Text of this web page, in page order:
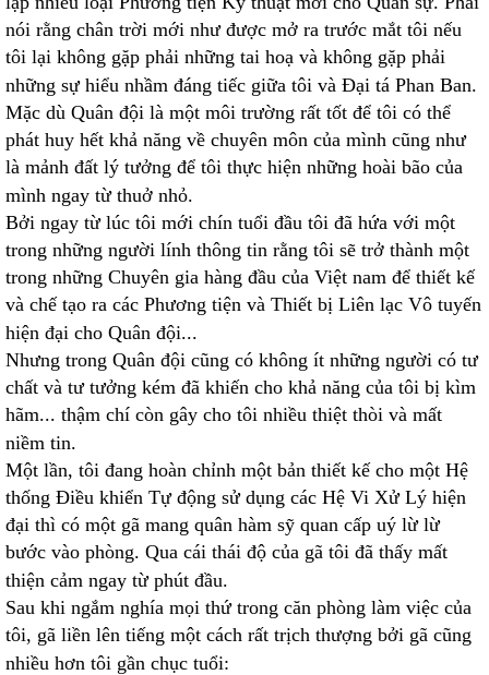
nói rằng chân trời mới như được mở ra trước mắt tôi nếu
tôi lại không gặp phải những tai hoạ và không gặp phải
những sự hiểu nhầm đáng tiếc giữa tôi và Đại tá Phan Ban.
Mặc dù Quân đội là một môi trường rất tốt để tôi có thể
phát huy hết khả năng về chuyên môn của mình cũng như
là mảnh đất lý tưởng để tôi thực hiện những hoài bão của
mình ngay từ thuở nhỏ.
Bởi ngay từ lúc tôi mới chín tuổi đầu tôi đã hứa với một
trong những người lính thông tin rằng tôi sẽ trở thành một
trong những Chuyên gia hàng đầu của Việt nam để thiết kế
và chế tạo ra các Phương tiện và Thiết bị Liên lạc Vô tuyến
hiện đại cho Quân đội...
Nhưng trong Quân đội cũng có không ít những người có tư
chất và tư tưởng kém đã khiến cho khả năng của tôi bị kìm
hãm... thậm chí còn gây cho tôi nhiều thiệt thòi và mất
niềm tin.
Một lần, tôi đang hoàn chỉnh một bản thiết kế cho một Hệ
thống Điều khiển Tự động sử dụng các Hệ Vi Xử Lý hiện
đại thì có một gã mang quân hàm sỹ quan cấp uý lừ lừ
bước vào phòng. Qua cái thái độ của gã tôi đã thấy mất
thiện cảm ngay từ phút đầu.
Sau khi ngắm nghía mọi thứ trong căn phòng làm việc của
tôi, gã liền lên tiếng một cách rất trịch thượng bởi gã cũng
nhiều hơn tôi gần chục tuổi: